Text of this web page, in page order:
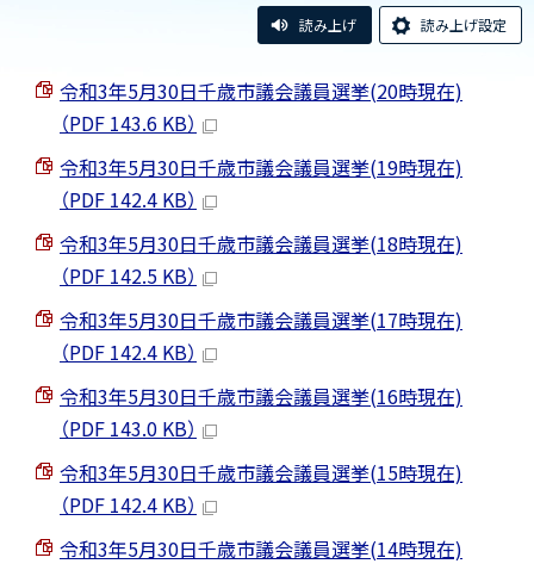
読み上げ 読み上げ設定
令和3年5月30日千歳市議会議員選挙(20時現在)
（PDF 143.6 KB）
令和3年5月30日千歳市議会議員選挙(19時現在)
（PDF 142.4 KB）
令和3年5月30日千歳市議会議員選挙(18時現在)
（PDF 142.5 KB）
令和3年5月30日千歳市議会議員選挙(17時現在)
（PDF 142.4 KB）
令和3年5月30日千歳市議会議員選挙(16時現在)
（PDF 143.0 KB）
令和3年5月30日千歳市議会議員選挙(15時現在)
（PDF 142.4 KB）
令和3年5月30日千歳市議会議員選挙(14時現在)